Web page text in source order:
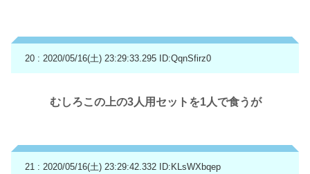
20 : 2020/05/16(土) 23:29:33.295 ID:QqnSfirz0
むしろこの上の3人用セットを1人で食うが
21 : 2020/05/16(土) 23:29:42.332 ID:KLsWXbqep